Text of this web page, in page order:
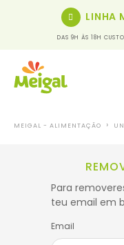
LINHA
DAS 9H ÀS 18H
MEIGAL - ALIMENTAÇÃO
Para
teu email em
Email